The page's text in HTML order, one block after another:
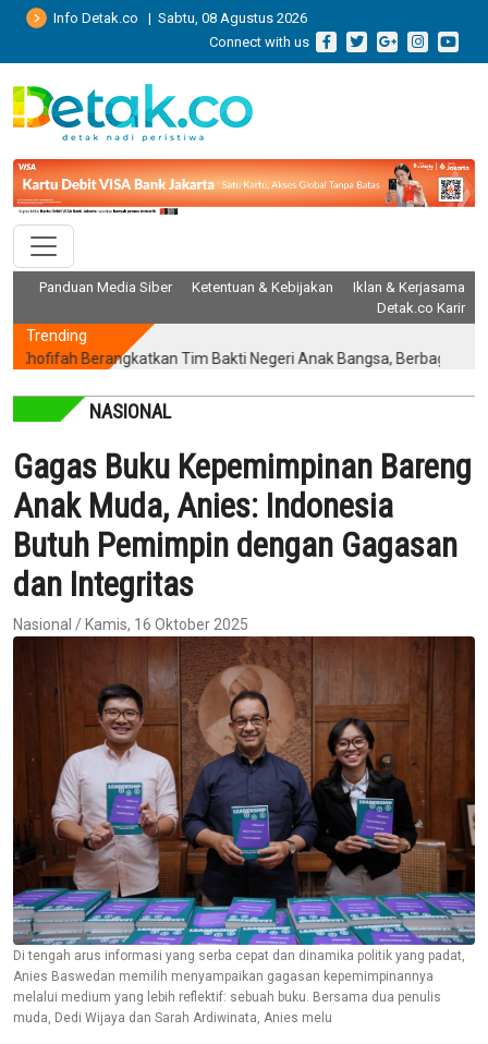
Info Detak.co | Sabtu, 08 Agustus 2026
Connect with us
Panduan Media Siber Ketentuan & Kebijakan
Iklan & Kerjasama
Detak.co Karir
Trending
Berangkatkan Tim Bakti Negeri Anak Bangsa, Berbagi
NASIONAL
Gagas Buku Kepemimpinan Bareng
Anak Muda, Anies: Indonesia
Butuh Pemimpin dengan Gagasan
dan Integritas
Nasional / Kamis, 16 Oktober 2025
Di tengah arus informasi yang serba cepat dan dinamika politik yang padat,
Anies Baswedan memilih menyampaikan gagasan kepemimpinannya
melalui medium yang lebih reflektif: sebuah buku. Bersama dua penulis
muda, Dedi Wijaya dan Sarah Ardiwinata, Anies melu